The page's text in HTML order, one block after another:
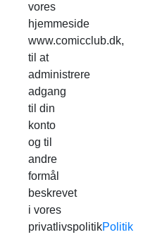
vores
hjemmeside
www.comicclub.dk,
til at
administrere
adgang
til din
konto
og til
andre
formål
beskrevet
i vores
privatlivspolitikPolitik